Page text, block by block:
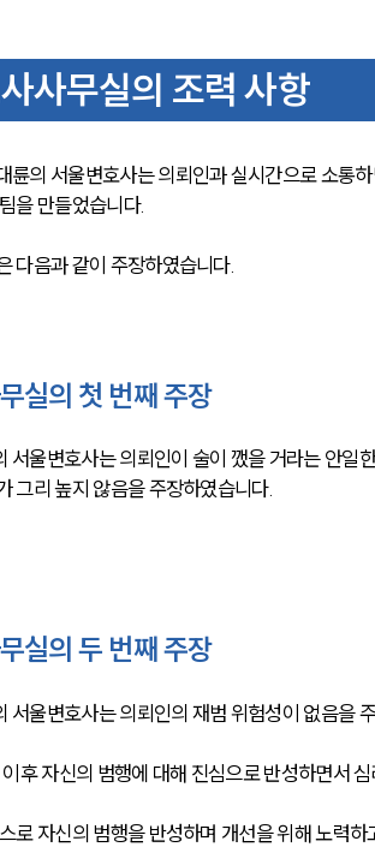
사무실의 조력 사항
륜의 서울변호사는 의뢰인과 실시간으로 소통
을 만들었습니다.
다음과 같이 주장하였습니다.
실의 첫 번째 주장
서울변호사는 의뢰인이 술이 깼을 거라는 안일
그리 높지 않음을 주장하였습니다.
실의 두 번째 주장
서울변호사는 의뢰인의 재범 위험성이 없음을
후 자신의 범행에 대해 진심으로 반성하면서
로 자신의 범행을 반성하며 개선을 위해 노력하